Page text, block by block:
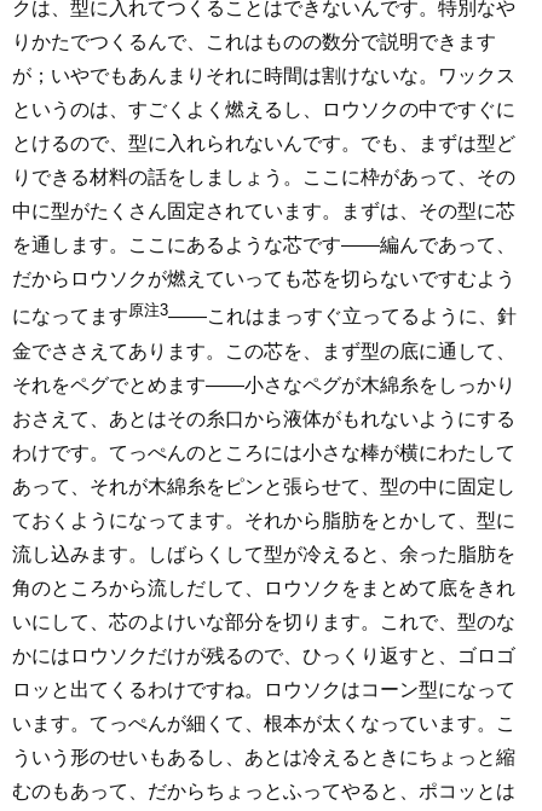
クは、型に入れてつくることはできないんです。特別なや
りかたでつくるんで、これはものの数分で説明できます
が；いやでもあんまりそれに時間は割けないな。ワックス
というのは、すごくよく燃えるし、ロウソクの中ですぐに
とけるので、型に入れられないんです。でも、まずは型ど
りできる材料の話をしましょう。ここに枠があって、その
中に型がたくさん固定されています。まずは、その型に芯
を通します。ここにあるような芯です――編んであって、
だからロウソクが燃えていっても芯を切らないですむよう
になってます原注3――これはまっすぐ立ってるように、針
金でささえてあります。この芯を、まず型の底に通して、
それをペグでとめます――小さなペグが木綿糸をしっかり
おさえて、あとはその糸口から液体がもれないようにする
わけです。てっぺんのところには小さな棒が横にわたして
あって、それが木綿糸をピンと張らせて、型の中に固定し
ておくようになってます。それから脂肪をとかして、型に
流し込みます。しばらくして型が冷えると、余った脂肪を
角のところから流しだして、ロウソクをまとめて底をきれ
いにして、芯のよけいな部分を切ります。これで、型のな
かにはロウソクだけが残るので、ひっくり返すと、ゴロゴ
ロッと出てくるわけですね。ロウソクはコーン型になって
います。てっぺんが細くて、根本が太くなっています。こ
ういう形のせいもあるし、あとは冷えるときにちょっと縮
むのもあって、だからちょっとふってやると、ポコッとは